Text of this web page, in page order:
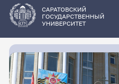
основному
содержанию
САРАТОВСКИЙ
ГОСУДАРСТВЕННЫЙ
УНИВЕРСИТЕТ